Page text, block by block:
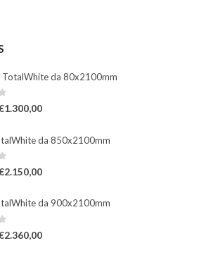
TotalWhite da 80x2100mm
1.300,00
da 850x2100mm
2.150,00
da 900x2100mm
2.360,00